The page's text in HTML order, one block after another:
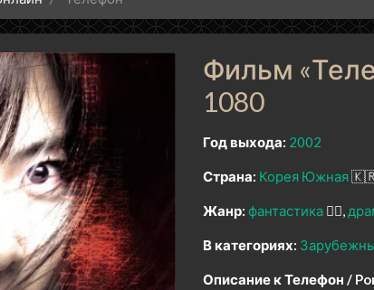
Фильм
1080
Год выхода: 2002
Страна: Корея Южная
Жанр: фантастика 🧙‍♀️
В категориях:
Описание к Телефон /